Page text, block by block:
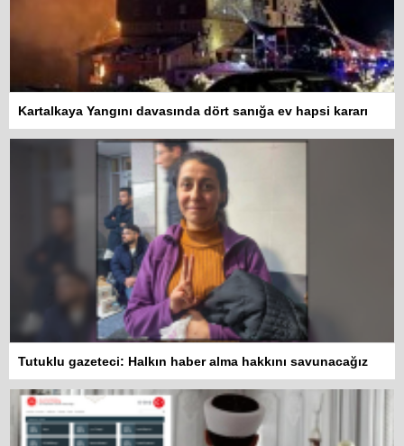
Kartalkaya Yangını davasında dört sanığa ev hapsi kararı
Tutuklu gazeteci: Halkın haber alma hakkını savunacağız